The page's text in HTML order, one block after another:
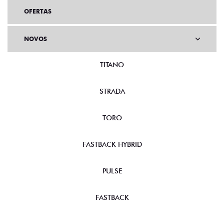
OFERTAS
NOVOS
TITANO
STRADA
TORO
FASTBACK HYBRID
PULSE
FASTBACK